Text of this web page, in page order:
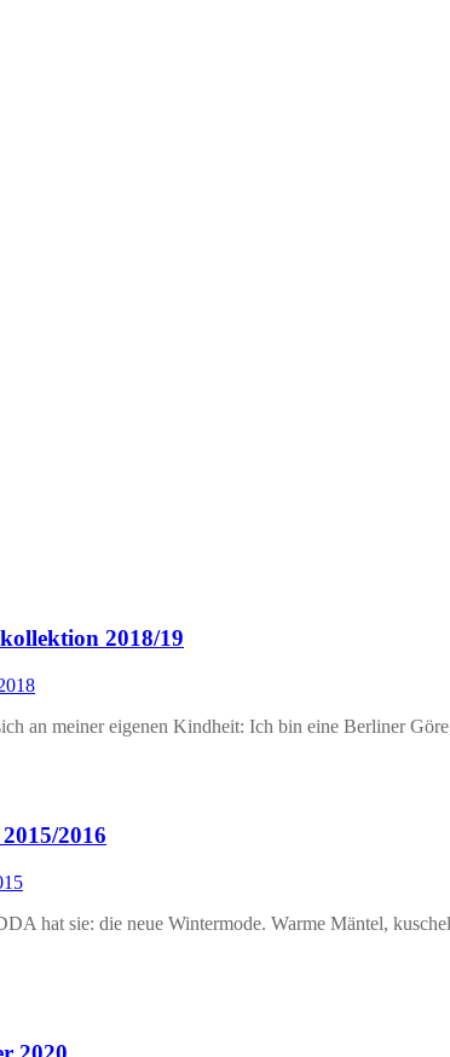
2018/19
an meiner eigenen Kindheit: Ich bin eine Berliner
2016
hat sie: die neue Wintermode. Warme Mäntel,